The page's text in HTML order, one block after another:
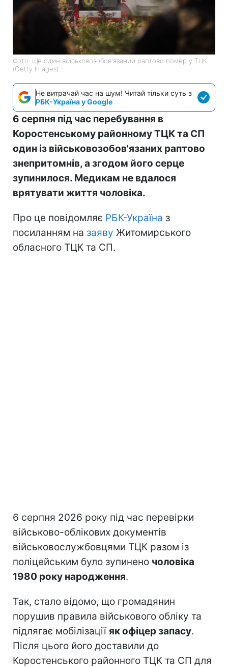
Фото: Ще один військовозобов'язаний раптово помер у ТЦК
(Getty Images)
Не витрачай час на шум! Читай тільки суть з
РБК-Україна у Google
6 серпня під час перебування в
Коростенському районному ТЦК та СП
один із військовозобов'язаних раптово
знепритомнів, а згодом його серце
зупинилося. Медикам не вдалося
врятувати життя чоловіка.
Про це повідомляє РБК-Україна з
посиланням на заяву Житомирського
обласного ТЦК та СП.
6 серпня 2026 року під час перевірки
військово-облікових документів
військовослужбовцями ТЦК разом із
поліцейським було зупинено чоловіка
1980 року народження.
Так, стало відомо, що громадянин
порушив правила військового обліку та
підлягає мобілізації як офіцер запасу.
Після цього його доставили до
Коростенського районного ТЦК та СП для